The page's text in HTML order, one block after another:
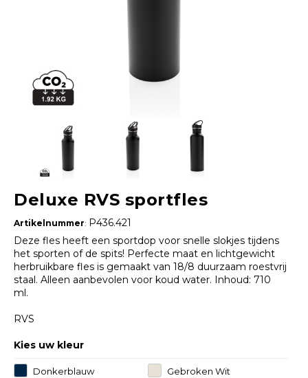
Deluxe RVS sportfles
Artikelnummer: P436.421
Deze fles heeft een sportdop voor snelle slokjes tijdens
het sporten of de spits! Perfecte maat en lichtgewicht
herbruikbare fles is gemaakt van 18/8 duurzaam roestvrij
staal. Alleen aanbevolen voor koud water. Inhoud: 710
ml.
RVS
Kies uw kleur
Donkerblauw
Gebroken Wit